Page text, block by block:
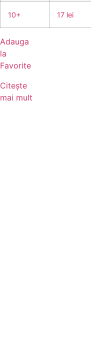
10+ 17 lei
Adauga
la
Favorite
Citește
mai mult